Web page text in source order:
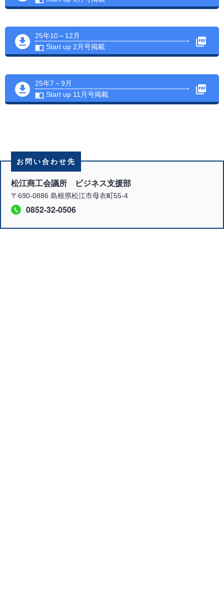
25年10～12月
Start up 2月号掲載
25年7～9月
Start up 11月号掲載
お問い合わせ先
松江商工会議所 ビジネス支援部
〒690-0886 島根県松江市母衣町55-4
0852-32-0506